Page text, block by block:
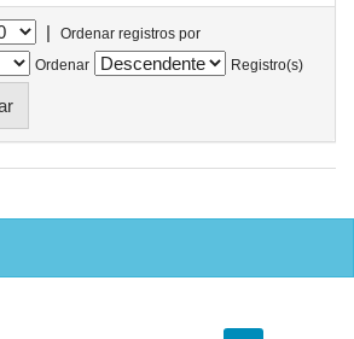
|
Ordenar registros por
Ordenar
Registro(s)